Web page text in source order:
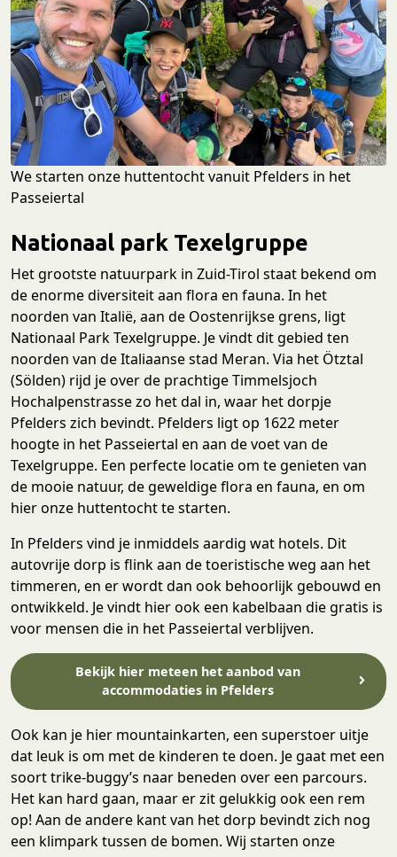
We starten onze huttentocht vanuit Pfelders in het
Passeiertal
Nationaal park Texelgruppe
Het grootste natuurpark in Zuid-Tirol staat bekend om
de enorme diversiteit aan flora en fauna. In het
noorden van Italië, aan de Oostenrijkse grens, ligt
Nationaal Park Texelgruppe. Je vindt dit gebied ten
noorden van de Italiaanse stad Meran. Via het Ötztal
(Sölden) rijd je over de prachtige Timmelsjoch
Hochalpenstrasse zo het dal in, waar het dorpje
Pfelders zich bevindt. Pfelders ligt op 1622 meter
hoogte in het Passeiertal en aan de voet van de
Texelgruppe. Een perfecte locatie om te genieten van
de mooie natuur, de geweldige flora en fauna, en om
hier onze huttentocht te starten.
In Pfelders vind je inmiddels aardig wat hotels. Dit
autovrije dorp is flink aan de toeristische weg aan het
timmeren, en er wordt dan ook behoorlijk gebouwd en
ontwikkeld. Je vindt hier ook een kabelbaan die gratis is
voor mensen die in het Passeiertal verblijven.
Bekijk hier meteen het aanbod van
accommodaties in Pfelders
Ook kan je hier mountainkarten, een superstoer uitje
dat leuk is om met de kinderen te doen. Je gaat met een
soort trike-buggy’s naar beneden over een parcours.
Het kan hard gaan, maar er zit gelukkig ook een rem
op! Aan de andere kant van het dorp bevindt zich nog
een klimpark tussen de bomen. Wij starten onze